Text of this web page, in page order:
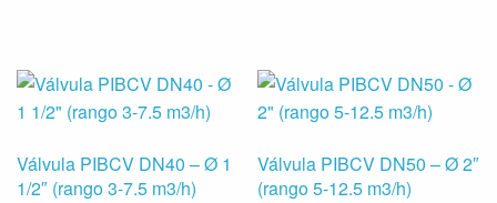
Válvula PIBCV DN40 – Ø 1
1/2″ (rango 3-7.5 m3/h)
Válvula PIBCV DN50 – Ø 2″
(rango 5-12.5 m3/h)